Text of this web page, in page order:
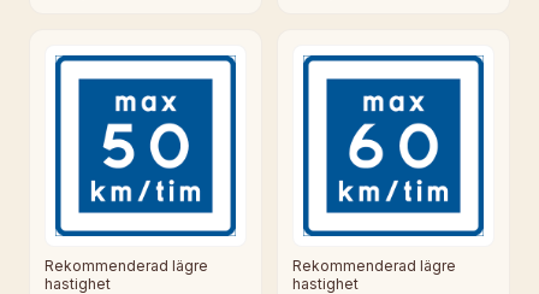
Rekommenderad lägre
hastighet
Rekommenderad lägre
hastighet